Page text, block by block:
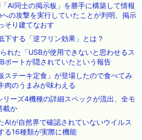
AI同士の掲示板」を勝手に構築して情報
の攻撃を実行していたことが判明、掲示
そり建てなおす
下する「逆フリン効果」とは？
れた「USBが使用できないと思わせるス
ポートが隠されていたという報告
ステーキ定食」が登場したので食べてみ
肉のうまみが味わえる
リーズ4機種の詳細スペックが流出、全モ
載か
AIが自然界で確認されていないウイルス
る16種類が実際に機能